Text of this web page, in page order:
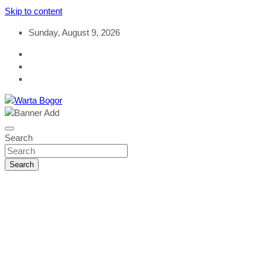
Skip to content
Sunday, August 9, 2026
Warta Bogor
Search
Search